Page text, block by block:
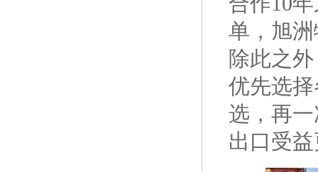
单，旭
除此之
优先选
选，再
出口受